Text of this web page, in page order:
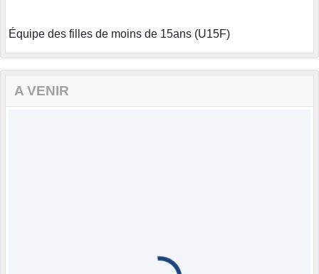
Équipe des filles de moins de 15ans (U15F)
A VENIR